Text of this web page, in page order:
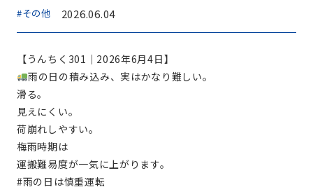
#その他 2026.06.04
【うんちく301｜2026年6月4日】
雨の日の積み込み、実はかなり難しい。
滑る。
見えにくい。
荷崩れしやすい。
梅雨時期は
運搬難易度が一気に上がります。
#雨の日は慎重運転